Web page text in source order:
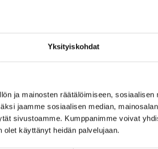
Yksityiskohdat
ja mainosten räätälöimiseen,
jaamme sosiaalisen median,
sivustoamme. Kumppanimme voivat
olet käyttänyt heidän palvelujaan.
-nimisestä
tasolla
. Linkin kautta
lääketieteellisistä
sairastavilla
liittyvistä